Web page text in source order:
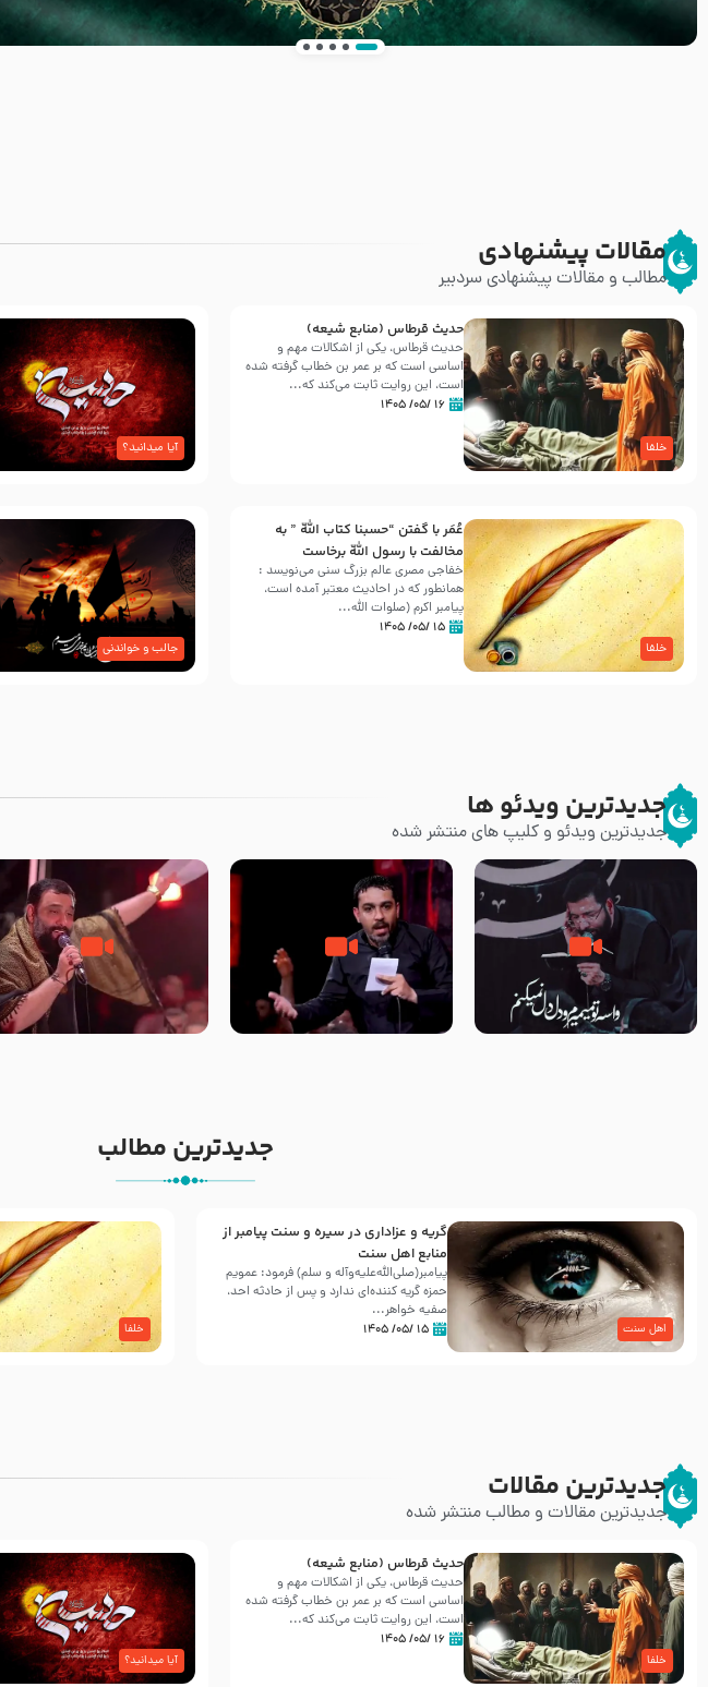
مقالات پیشنهادی
مطالب و مقالات پیشنهادی سردبیر
خلفا
حدیث قرطاس (منابع شیعه)
حدیث قرطاس، یکی از اشکالات مهم و
اساسی است که بر عمر بن خطاب گرفته شده
است، این روایت ثابت می‌کند که...
۱۶ /۰۵/ ۱۴۰۵
آیا میدانید؟
خلفا
عُمَر با گفتن “حسبنا كتاب اللّه ” به
مخالفت با رسول اللّه برخاست
خفاجی مصری عالم بزرگ سنی می‌نویسد :
همانطور که در احادیث معتبر آمده است،
پیامبر اکرم (صلوات اللّه...
۱۵ /۰۵/ ۱۴۰۵
جالب و خواندنی
جدیدترین ویدئو ها
جدیدترین ویدئو و کلیپ های منتشر شده
مصداق کربلا – حاج حسین سیب
شور ، حسینا! به‌ حق زهرا «أُنْظُرْ
إِلَینا» – عزاداری شب هفتم ماه
جانا جانا ابی عبدالله – کربلایی
جواد مقدم – شب هشتم محرم
جدیدترین مطالب
اهل سنت
گریه و عزاداری در سیره و سنت پیامبر از
منابع اهل سنت
پیامبر(صلی‌الله‌علیه‌وآله و سلم) فرمود: عمویم
حمزه گریه کننده‌ای ندارد و پس از حادثه احد،
صفیه خواهر...
۱۵ /۰۵/ ۱۴۰۵ خلفا
جدیدترین مقالات
جدیدترین مقالات و مطالب منتشر شده
خلفا
حدیث قرطاس (منابع شیعه)
حدیث قرطاس، یکی از اشکالات مهم و
اساسی است که بر عمر بن خطاب گرفته شده
است، این روایت ثابت می‌کند که...
۱۶ /۰۵/ ۱۴۰۵
آیا میدانید؟